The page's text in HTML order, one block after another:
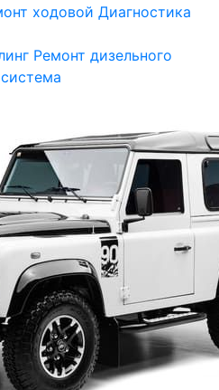
ходовой Диагностика
Ремонт дизельного